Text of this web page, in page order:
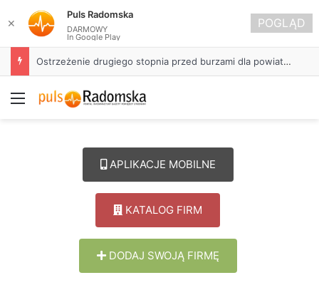
Ostrzeżenie drugiego stopnia przed burzami dla powiatu radomszczańskiego
Menu
APLIKACJE MOBILNE
KATALOG FIRM
DODAJ SWOJĄ FIRMĘ
✕
Puls Radomska
DARMOWY
In Google Play
POGLĄD